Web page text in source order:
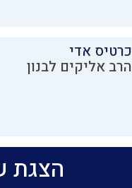
כרטיס אדי
הרב אליקים לבנון
הצגת